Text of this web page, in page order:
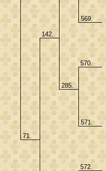
71.
142.
569.
285.
570.
571.
572.